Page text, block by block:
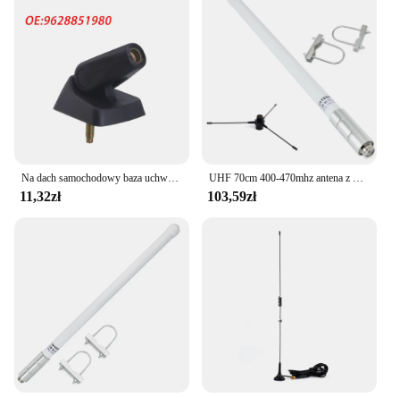
Na dach samochodowy baza uchwyt na antenę powietrznych dla Peugeot 106 205 206 306 309 405 406 806 dla Citroen AX BX C15 Berlingo Xsara Saxo 656110
11,32zł
UHF 70cm 400-470mhz antena z włókna szklanego GMRS antena podstawowa z zestawem anteny samolotowej uziemiającej dla śmigła Radio Repeater mobilny nadajnik-odbiornik
103,59zł